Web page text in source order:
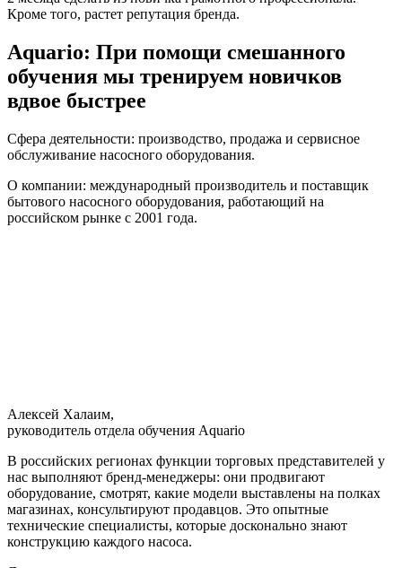
Кроме того, растет репутация бренда.
Aquario: При помощи смешанного
обучения мы тренируем новичков
вдвое быстрее
Сфера деятельности: производство, продажа и сервисное
обслуживание насосного оборудования.
О компании: международный производитель и поставщик
бытового насосного оборудования, работающий на
российском рынке с 2001 года.
Алексей Халаим,
руководитель отдела обучения Aquario
В российских регионах функции торговых представителей у
нас выполняют бренд-менеджеры: они продвигают
оборудование, смотрят, какие модели выставлены на полках
магазинах, консультируют продавцов. Это опытные
технические специалисты, которые досконально знают
конструкцию каждого насоса.